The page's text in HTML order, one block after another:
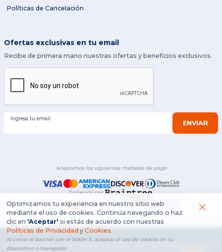
Optimizamos tu experiencia en nuestro sitio web
mediante el uso de cookies. Continúa navegando o haz
clic en 'Aceptar' si estás de acuerdo con nuestras
Políticas de Privacidad y Cookies.
Al cerrar el banner con el botón X, aceptas el uso de cookies en tu
dispositivo o navegador.
Políticas de Cancelación
Ofertas exclusivas en tu email
Recibe de primera mano nuestras ofertas y beneficios exclusivos.
Ingresa tu email
ENVIAR
Aceptamos los siguientes métodos de pago
Protegido por:
Powered by
Energizee Technologies LLC.
© Copyright 2026